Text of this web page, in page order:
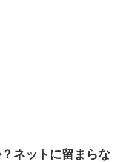
ネットに留まらな